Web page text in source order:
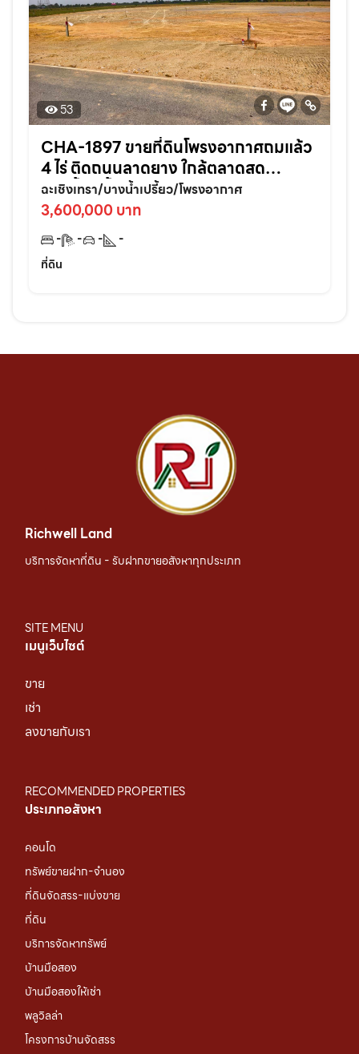
53
CHA-1897 ขายที่ดินโพรงอากาศถมแล้ว
4 ไร่ ติดถนนลาดยาง ใกล้ตลาดสด
บางน้ำเปรี้ยว-6กม. จ.ฉะเชิงเทรา
ฉะเชิงเทรา/บางน้ำเปรี้ยว/โพรงอากาศ
3,600,000 บาท
- - -
-
ที่ดิน
Richwell Land
บริการจัดหาที่ดิน - รับฝากขายอสังหาทุกประเภท
SITE MENU
เมนูเว็บไซต์
ขาย
เช่า
ลงขายกับเรา
RECOMMENDED PROPERTIES
ประเภทอสังหา
คอนโด
ทรัพย์ขายฝาก-จำนอง
ที่ดินจัดสรร-แบ่งขาย
ที่ดิน
บริการจัดหาทรัพย์
บ้านมือสอง
บ้านมือสองให้เช่า
พลูวิลล่า
โครงการบ้านจัดสรร